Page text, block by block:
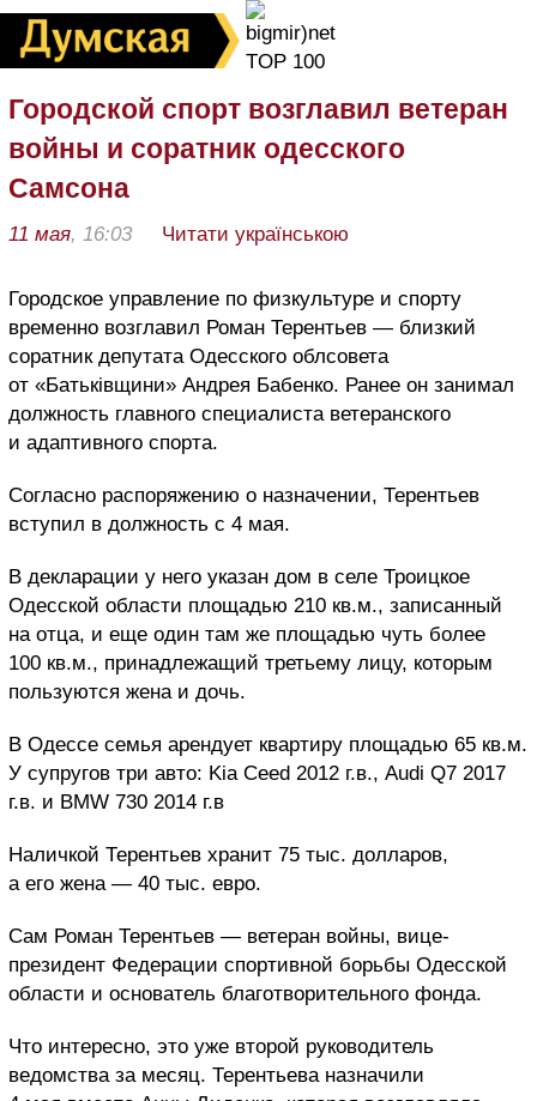
Городской спорт возглавил ветеран
войны и соратник одесского
Самсона
11 мая, 16:03 Читати українською
Городское управление по физкультуре и спорту
временно возглавил Роман Терентьев — близкий
соратник депутата Одесского облсовета
от «Батьківщини» Андрея Бабенко. Ранее он занимал
должность главного специалиста ветеранского
и адаптивного спорта.
Согласно распоряжению о назначении, Терентьев
вступил в должность с 4 мая.
В декларации у него указан дом в селе Троицкое
Одесской области площадью 210 кв.м., записанный
на отца, и еще один там же площадью чуть более
100 кв.м., принадлежащий третьему лицу, которым
пользуются жена и дочь.
В Одессе семья арендует квартиру площадью 65 кв.м.
У супругов три авто: Kia Ceed 2012 г.в., Audi Q7 2017
г.в. и BMW 730 2014 г.в
Наличкой Терентьев хранит 75 тыс. долларов,
а его жена — 40 тыс. евро.
Сам Роман Терентьев — ветеран войны, вице-
президент Федерации спортивной борьбы Одесской
области и основатель благотворительного фонда.
Что интересно, это уже второй руководитель
ведомства за месяц. Терентьева назначили